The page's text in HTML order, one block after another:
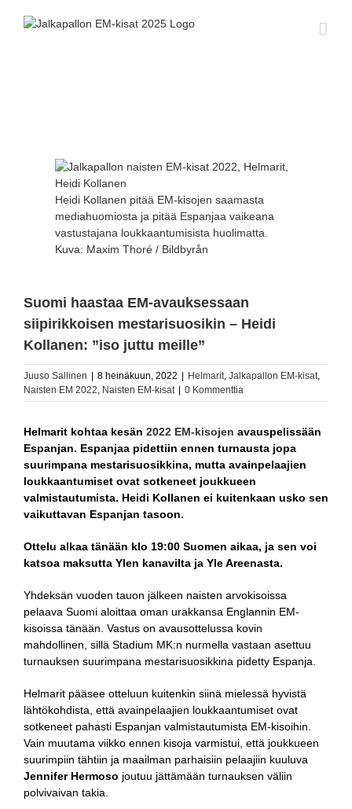
isompanaHeidi Kollanen pitää EM-kisojen saamasta
mediahuomiosta ja pitää Espanjaa vaikeana
vastustajana loukkaantumisista huolimatta.
Kuva: Maxim Thoré / Bildbyrån
Suomi haastaa EM-avauksessaan
siipirikkoisen mestarisuosikin – Heidi
Kollanen: ”iso juttu meille”
Juuso Sallinen 8 heinäkuun, 2022 Helmarit, Jalkapallon EM-kisat,
Naisten EM 2022, Naisten EM-kisat 0 Kommenttia
Helmarit kohtaa kesän 2022 EM-kisojen avauspelissään
Espanjan. Espanjaa pidettiin ennen turnausta jopa
suurimpana mestarisuosikkina, mutta avainpelaajien
loukkaantumiset ovat sotkeneet joukkueen
valmistautumista. Heidi Kollanen ei kuitenkaan usko sen
vaikuttavan Espanjan tasoon.
Ottelu alkaa tänään klo 19:00 Suomen aikaa, ja sen voi
katsoa maksutta Ylen kanavilta ja Yle Areenasta.
Yhdeksän vuoden tauon jälkeen naisten arvokisoissa
pelaava Suomi aloittaa oman urakkansa Englannin EM-
kisoissa tänään. Vastus on avausottelussa kovin
mahdollinen, sillä Stadium MK:n nurmella vastaan asettuu
turnauksen suurimpana mestarisuosikkina pidetty Espanja.
Helmarit pääsee otteluun kuitenkin siinä mielessä hyvistä
lähtökohdista, että avainpelaajien loukkaantumiset ovat
sotkeneet pahasti Espanjan valmistautumista EM-kisoihin.
Vain muutama viikko ennen kisoja varmistui, että joukkueen
suurimpiin tähtiin ja maailman parhaisiin pelaajiin kuuluva
Jennifer Hermoso joutuu jättämään turnauksen väliin
polvivaivan takia.